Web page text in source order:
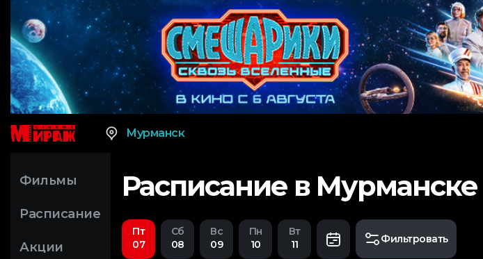
Мурманск
Фильмы
Расписание
Акции
Расписание в Мурманске
Пт
07
Сб
08
Вс
09
Пн
10
Вт
11
Фильтровать